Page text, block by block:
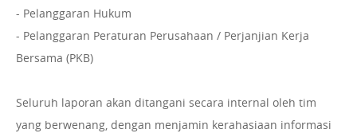
- Pelanggaran Hukum
- Pelanggaran Peraturan Perusahaan / Perjanjian Kerja
Bersama (PKB)
Seluruh laporan akan ditangani secara internal oleh tim
yang berwenang, dengan menjamin kerahasiaan informasi